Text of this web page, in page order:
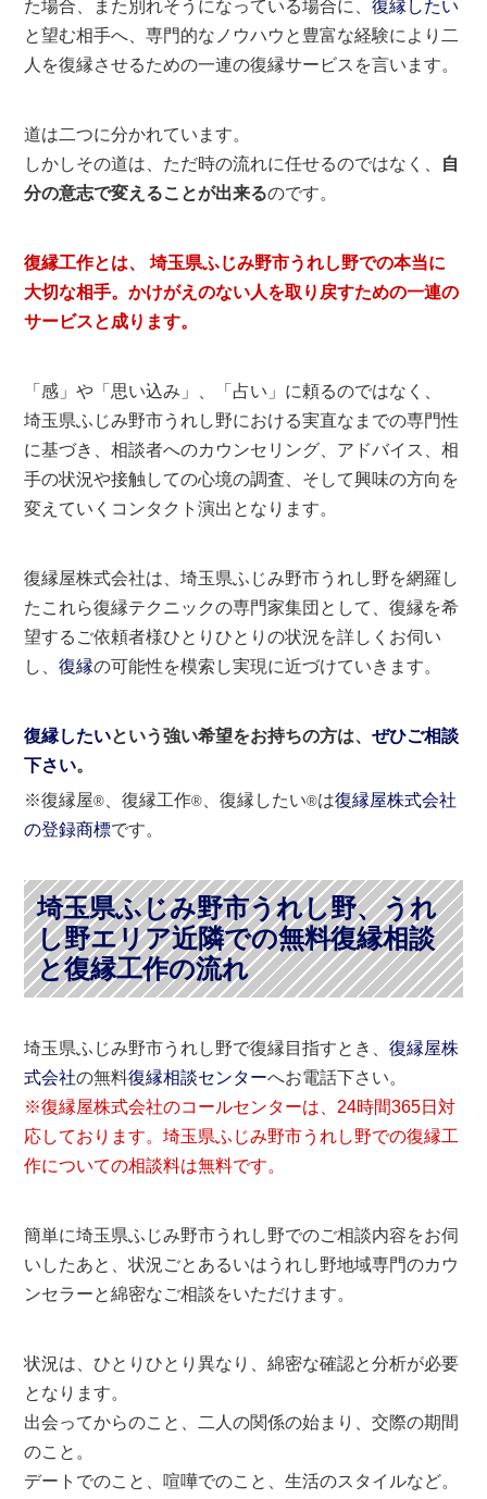
た場合、また別れそうになっている場合に、復縁したい
と望む相手へ、専門的なノウハウと豊富な経験により二
人を復縁させるための一連の復縁サービスを言います。
道は二つに分かれています。
しかしその道は、ただ時の流れに任せるのではなく、 自
分の意志で変えることが出来るのです。
復縁工作とは、 埼玉県ふじみ野市うれし野での本当に
大切な相手。かけがえのない人を取り戻すための一連の
サービスと成ります。
「感」や「思い込み」、「占い」に頼るのではなく、
埼玉県ふじみ野市うれし野における実直なまでの専門性
に基づき、相談者へのカウンセリング、アドバイス、相
手の状況や接触しての心境の調査、そして興味の方向を
変えていくコンタクト演出となります。
復縁屋株式会社は、埼玉県ふじみ野市うれし野を網羅し
たこれら復縁テクニックの専門家集団として、復縁を希
望するご依頼者様ひとりひとりの状況を詳しくお伺い
し、復縁の可能性を模索し実現に近づけていきます。
復縁したいという強い希望をお持ちの方は、ぜひご相談
下さい。
※復縁屋® 、復縁工作® 、復縁したい®は復縁屋株式会社
の登録商標です。
埼玉県ふじみ野市うれし野、うれ
し野エリア近隣での無料復縁相談
と復縁工作の流れ
埼玉県ふじみ野市うれし野で復縁目指すとき、復縁屋株
式会社の無料復縁相談センターへお電話下さい。
※復縁屋株式会社のコールセンターは、24時間365日対
応しております。埼玉県ふじみ野市うれし野での復縁工
作についての相談料は無料です。
簡単に埼玉県ふじみ野市うれし野でのご相談内容をお伺
いしたあと、状況ごとあるいはうれし野地域専門のカウ
ンセラーと綿密なご相談をいただけます。
状況は、ひとりひとり異なり、綿密な確認と分析が必要
となります。
出会ってからのこと、二人の関係の始まり、交際の期間
のこと。
デートでのこと、喧嘩でのこと、生活のスタイルなど。